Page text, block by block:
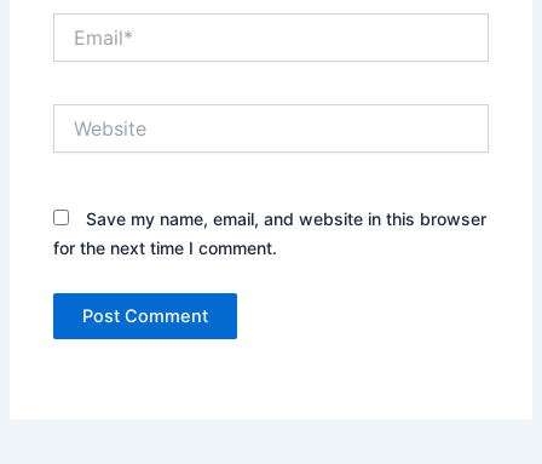
Save my name, email, and website in this browser
for the next time I comment.